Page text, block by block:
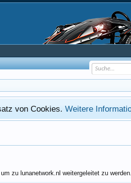
von Cookies.Weitere
zu lunanetwork.nl weitergeleitet zu werden.